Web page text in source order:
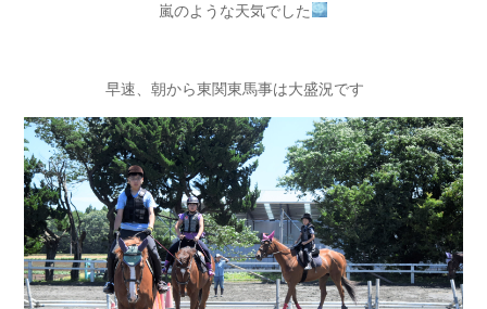
嵐のような天気でした
早速、朝から東関東馬事は大盛況です